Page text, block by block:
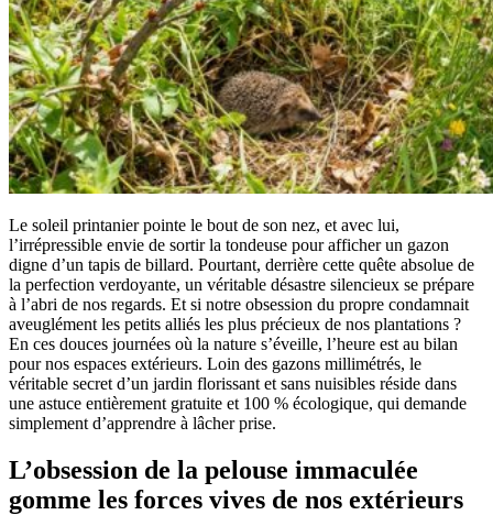
Le soleil printanier pointe le bout de son nez, et avec lui,
l’irrépressible envie de sortir la tondeuse pour afficher un gazon
digne d’un tapis de billard. Pourtant, derrière cette quête absolue de
la perfection verdoyante, un véritable désastre silencieux se prépare
à l’abri de nos regards. Et si notre obsession du propre condamnait
aveuglément les petits alliés les plus précieux de nos plantations ?
En ces douces journées où la nature s’éveille, l’heure est au bilan
pour nos espaces extérieurs. Loin des gazons millimétrés, le
véritable secret d’un jardin florissant et sans nuisibles réside dans
une astuce entièrement gratuite et 100 % écologique, qui demande
simplement d’apprendre à lâcher prise.
L’obsession de la pelouse immaculée
gomme les forces vives de nos extérieurs